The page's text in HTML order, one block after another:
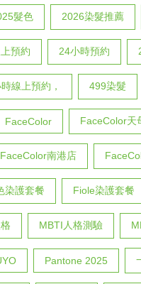
髮色 2026染髮推薦
預約 24小時預約
線上預約， 499染髮
FaceColor FaceColor天
FaceColor南港店
染護套餐 Fiole染護套餐
MBTI人格測驗
Pantone 2025